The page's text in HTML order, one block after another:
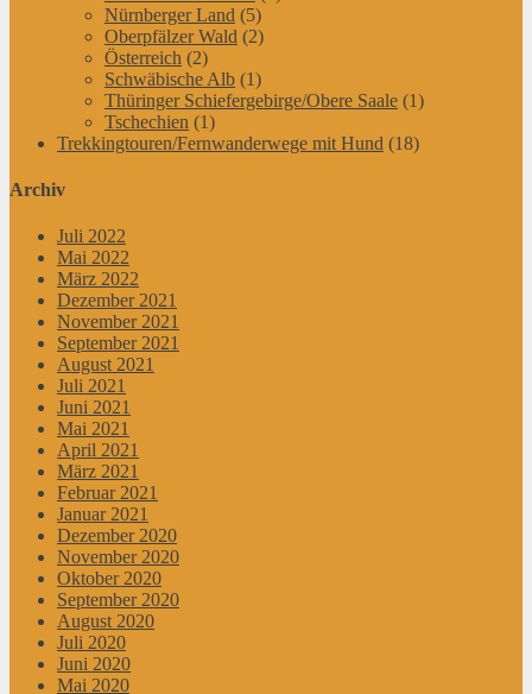
Nürnberger Land (5)
Oberpfälzer Wald (2)
Österreich (2)
Schwäbische Alb (1)
Thüringer Schiefergebirge/Obere Saale (1)
Tschechien (1)
Trekkingtouren/Fernwanderwege mit Hund (18)
Archiv
Juli 2022
Mai 2022
März 2022
Dezember 2021
November 2021
September 2021
August 2021
Juli 2021
Juni 2021
Mai 2021
April 2021
März 2021
Februar 2021
Januar 2021
Dezember 2020
November 2020
Oktober 2020
September 2020
August 2020
Juli 2020
Juni 2020
Mai 2020